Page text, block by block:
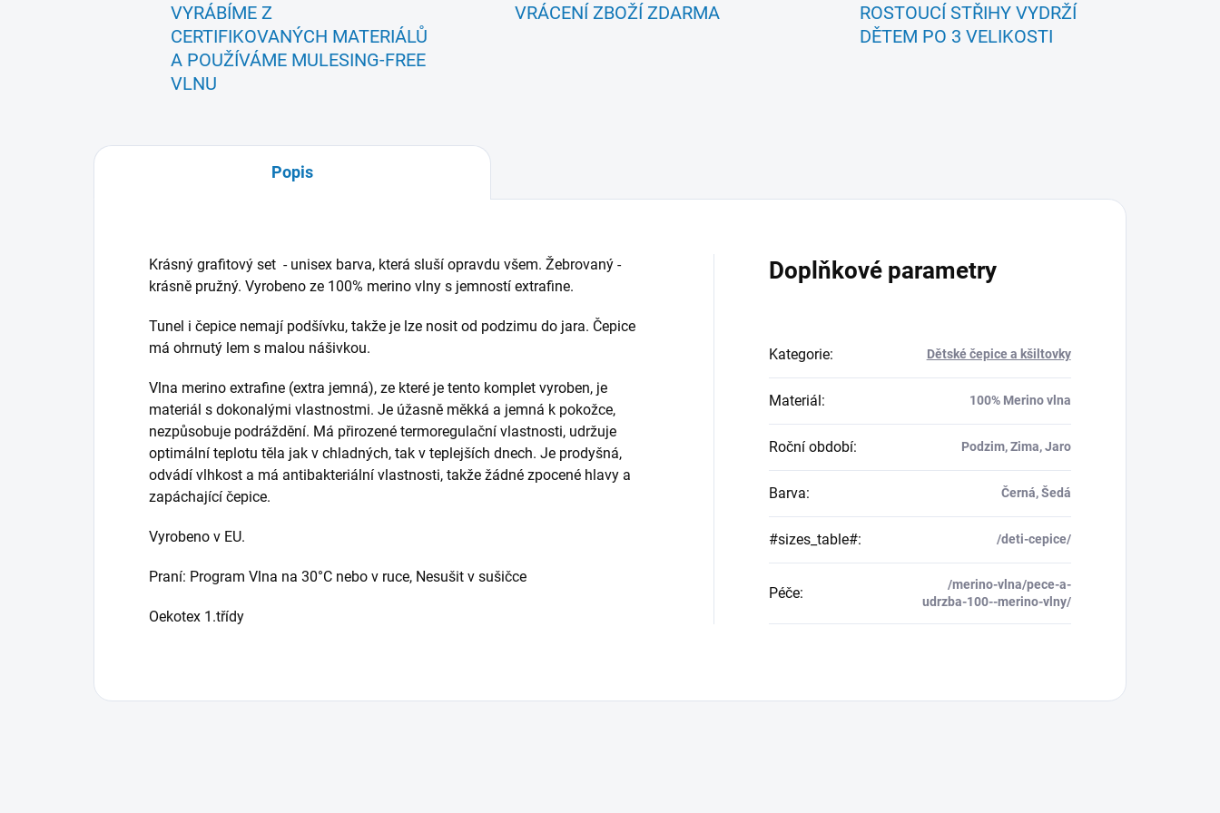
VYRÁBÍME Z
CERTIFIKOVANÝCH MATERIÁLŮ
A POUŽÍVÁME MULESING-FREE
VLNU
VRÁCENÍ ZBOŽÍ ZDARMA
ROSTOUCÍ STŘIHY VYDRŽÍ
DĚTEM PO 3 VELIKOSTI
Popis
Krásný grafitový set - unisex barva, která sluší opravdu všem. Žebrovaný -
krásně pružný. Vyrobeno ze 100% merino vlny s jemností extrafine.
Tunel i čepice nemají podšívku, takže je lze nosit od podzimu do jara. Čepice
má ohrnutý lem s malou nášivkou.
Vlna merino extrafine (extra jemná), ze které je tento komplet vyroben, je
materiál s dokonalými vlastnostmi. Je úžasně měkká a jemná k pokožce,
nezpůsobuje podráždění. Má přirozené termoregulační vlastnosti, udržuje
optimální teplotu těla jak v chladných, tak v teplejších dnech. Je prodyšná,
odvádí vlhkost a má antibakteriální vlastnosti, takže žádné zpocené hlavy a
zapáchající čepice.
Vyrobeno v EU.
Praní: Program Vlna na 30°C nebo v ruce, Nesušit v sušičce
Oekotex 1.třídy
Doplňkové parametry
Kategorie: Dětské čepice a kšiltovky
Materiál : 100% Merino vlna
Roční období: Podzim, Zima, Jaro
Barva: Černá, Šedá
#sizes_table#: /deti-cepice/
Péče:
/merino-vlna/pece-a-
udrzba-100--merino-vlny/